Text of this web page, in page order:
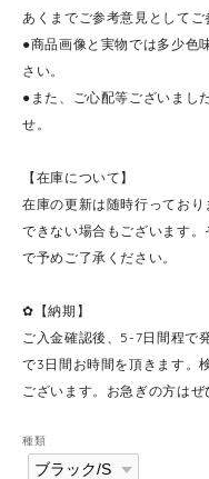
あくまでご参考意見としてご
●商品画像と実物では多少色
さい。
●また、ご心配等ございまし
せ。
【在庫について】
在庫の更新は随時行ってお
できない場合もございます
で予めご了承ください。
✿【納期】
ご入金確認後、5-7日間程で
で3日間お時間を頂きます。
ございます。お急ぎの方は
種類